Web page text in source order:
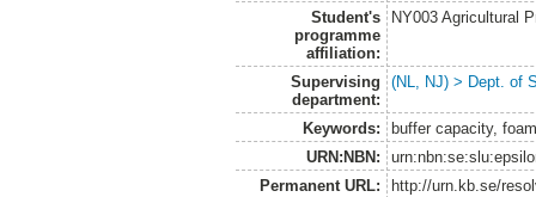
Student's
programme
affiliation:
NY003 Agricultural
Supervising
department:
(NL, NJ) > Dept. of
Keywords:
buffer capacity,
URN:NBN:
Permanent URL:
http://urn.kb.se/